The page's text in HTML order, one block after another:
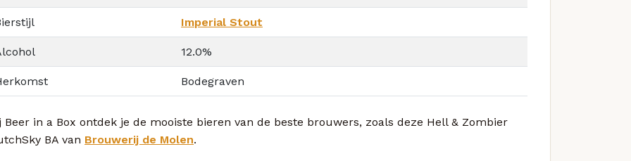
Imperial Stout
12.0%
Bodegraven
Beer in a Box ontdek je de mooiste bieren van de beste brouwers, zoals deze Hell & Zombier
BA van Brouwerij de Molen.